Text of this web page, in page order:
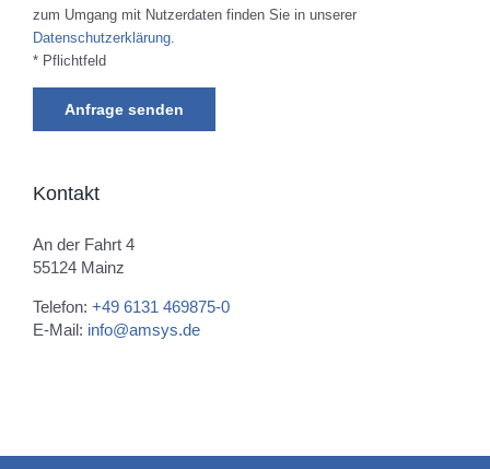
zum Umgang mit Nutzerdaten finden Sie in unserer
Datenschutzerklärung
* Pflichtfeld
Kontakt
An der Fahrt 4
55124 Mainz
Telefon: +49 6131 469875-0
E-Mail: info@amsys.de